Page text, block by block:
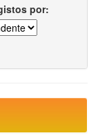
por: